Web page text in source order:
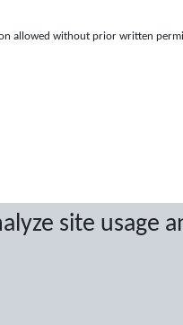
site usage
allowed without prior written